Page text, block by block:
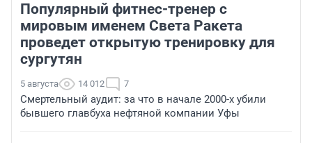
Популярный фитнес-тренер с
мировым именем Света Ракета
проведет открытую тренировку для
сургутян
5 августа 14 012 7
Смертельный аудит: за что в начале 2000-х убили
бывшего главбуха нефтяной компании Уфы